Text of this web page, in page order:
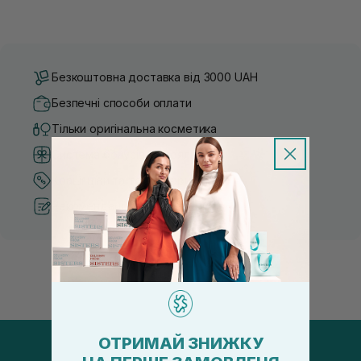
Безкоштовна доставка від 3000 UAH
Безпечні способи оплати
Тільки оригінальна косметика
Система бонусів та лояльності
Кращі ціни та топ товари
Рекомендації від косметологів
ОТРИМАЙ ЗНИЖКУ